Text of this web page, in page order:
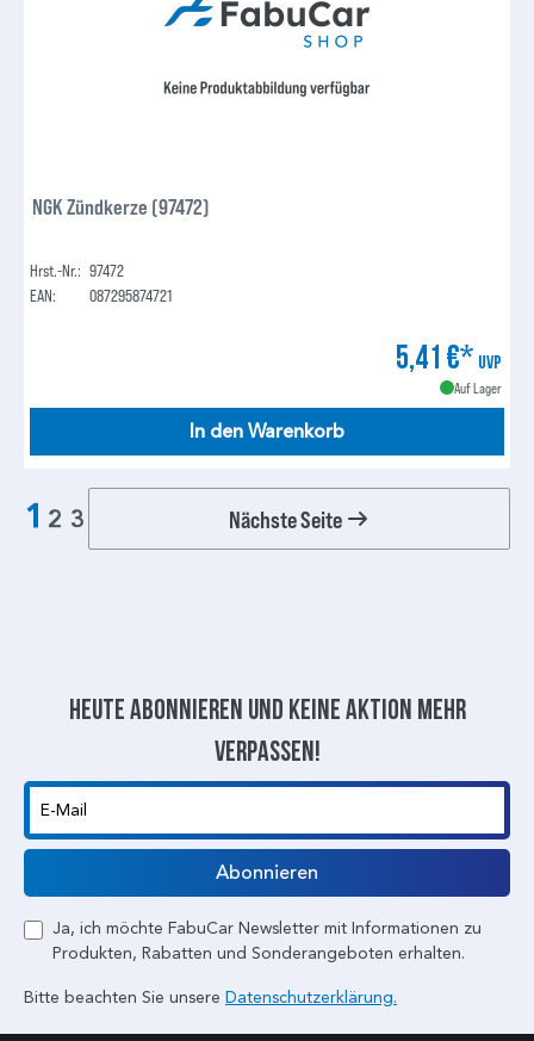
NGK Zündkerze (97472)
Hrst.-Nr.: 97472
EAN:
087295874721
5,41 €* UVP
Auf Lager
In den Warenkorb
1 2 3 Nächste Seite
Heute abonnieren und keine aktion mehr
verpassen!
E-Mail
Abonnieren
Ja, ich möchte FabuCar Newsletter mit Informationen zu
Produkten, Rabatten und Sonderangeboten erhalten.
Bitte beachten Sie unsere Datenschutzerklärung.